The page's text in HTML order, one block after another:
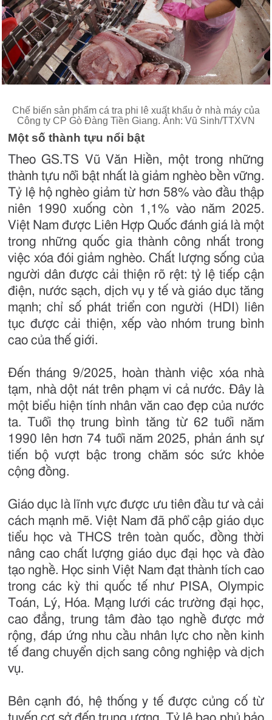
Chế biến sản phẩm cá tra phi lê xuất khẩu ở nhà máy của
Công ty CP Gò Đàng Tiền Giang. Ảnh: Vũ Sinh/TTXVN
Một số thành tựu nổi bật
Theo GS.TS Vũ Văn Hiền, một trong những
thành tựu nổi bật nhất là giảm nghèo bền vững.
Tỷ lệ hộ nghèo giảm từ hơn 58% vào đầu thập
niên 1990 xuống còn 1,1% vào năm 2025.
Việt Nam được Liên Hợp Quốc đánh giá là một
trong những quốc gia thành công nhất trong
việc xóa đói giảm nghèo. Chất lượng sống của
người dân được cải thiện rõ rệt: tỷ lệ tiếp cận
điện, nước sạch, dịch vụ y tế và giáo dục tăng
mạnh; chỉ số phát triển con người (HDI) liên
tục được cải thiện, xếp vào nhóm trung bình
cao của thế giới.
Đến tháng 9/2025, hoàn thành việc xóa nhà
tạm, nhà dột nát trên phạm vi cả nước. Đây là
một biểu hiện tính nhân văn cao đẹp của nước
ta. Tuổi thọ trung bình tăng từ 62 tuổi năm
1990 lên hơn 74 tuổi năm 2025, phản ánh sự
tiến bộ vượt bậc trong chăm sóc sức khỏe
cộng đồng.
Giáo dục là lĩnh vực được ưu tiên đầu tư và cải
cách mạnh mẽ. Việt Nam đã phổ cập giáo dục
tiểu học và THCS trên toàn quốc, đồng thời
nâng cao chất lượng giáo dục đại học và đào
tạo nghề. Học sinh Việt Nam đạt thành tích cao
trong các kỳ thi quốc tế như PISA, Olympic
Toán, Lý, Hóa. Mạng lưới các trường đại học,
cao đẳng, trung tâm đào tạo nghề được mở
rộng, đáp ứng nhu cầu nhân lực cho nền kinh
tế đang chuyển dịch sang công nghiệp và dịch
vụ.
Bên cạnh đó, hệ thống y tế được củng cố từ